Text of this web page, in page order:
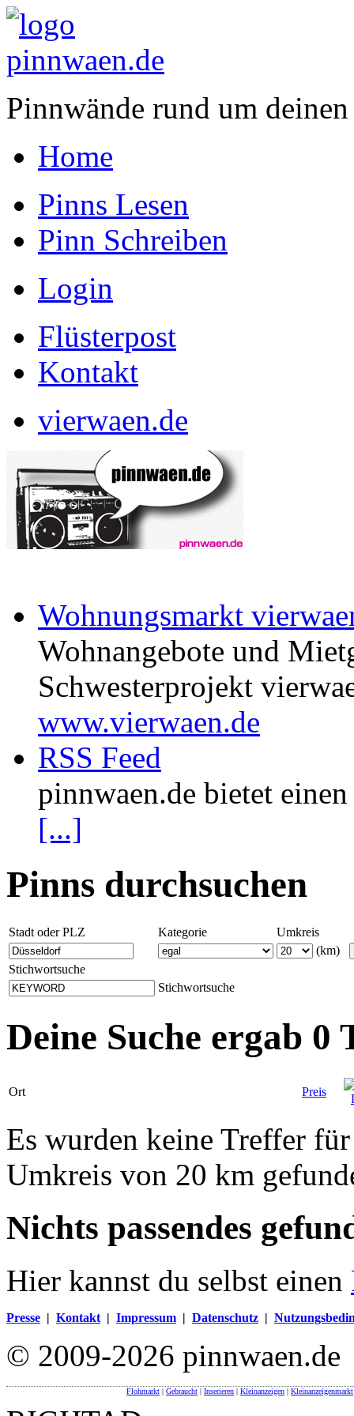
Pinnwände rund um
Home
Pinns Lesen
Pinn Schreiben
Login
Flüsterpost
Kontakt
vierwaen.de
Wohnungsmarkt
Wohnangebote und
Schwesterprojekt
www.vierwaen.de
RSS Feed
pinnwaen.de bietet
[...]
Pinns durchsuchen
Stadt oder PLZ Kategorie
Umkreis
(km)
Stichwortsuche
Stichwortsuche
Deine Suche ergab 0
Ort Preis
Es wurden keine Treffer
Umkreis von 20 km
Nichts passendes
Hier kannst du selbst einen
Presse | Kontakt | Impressum | Datenschutz |
© 2009-2026 pinnwaen.de
Flohmarkt | Gebraucht | Inserieren | Kleinanzeigen | Kleinanzeigenmarkt